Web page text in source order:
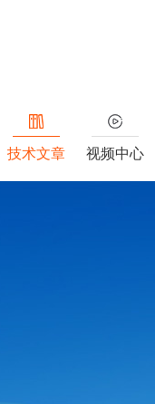
技术文章 视频中心